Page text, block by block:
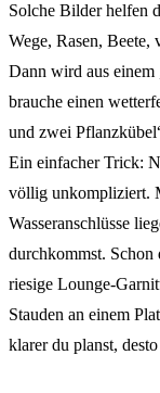
Solche Bilder helfen
Wege, Rasen,
Dann wird aus einem
brauche einen
und zwei
Ein einfacher Trick:
völlig unkompliziert.
Wasseranschlüsse
durchkommst. Schon
riesige Lounge-
Stauden an einem
klarer du planst,